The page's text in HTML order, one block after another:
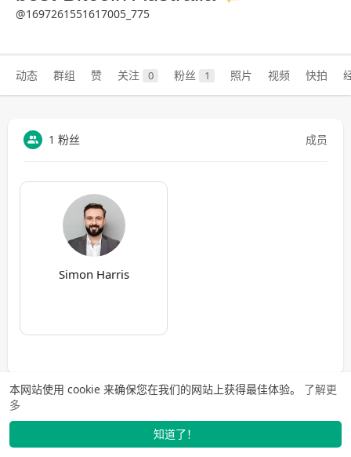
本网站使用 cookie 来确保您在我们的网站上获得最佳体验。 了解更
多
知道了！
@1697261551617005_775
动态 群组 赞 关注 0 粉丝 1 照片 视频 快拍
1 粉丝 成员
Simon Harris
发布